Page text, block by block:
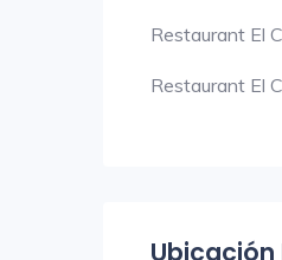
Restaurant El
Restaurant El
Ubicación